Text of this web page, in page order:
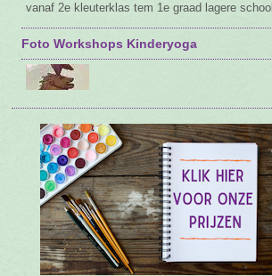
vanaf 2e kleuterklas tem 1e graad lagere school
Foto Workshops Kinderyoga